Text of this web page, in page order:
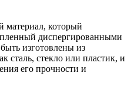
материал, который
диспергированными
изготовлены из
сталь, стекло или пластик, и
его прочности и